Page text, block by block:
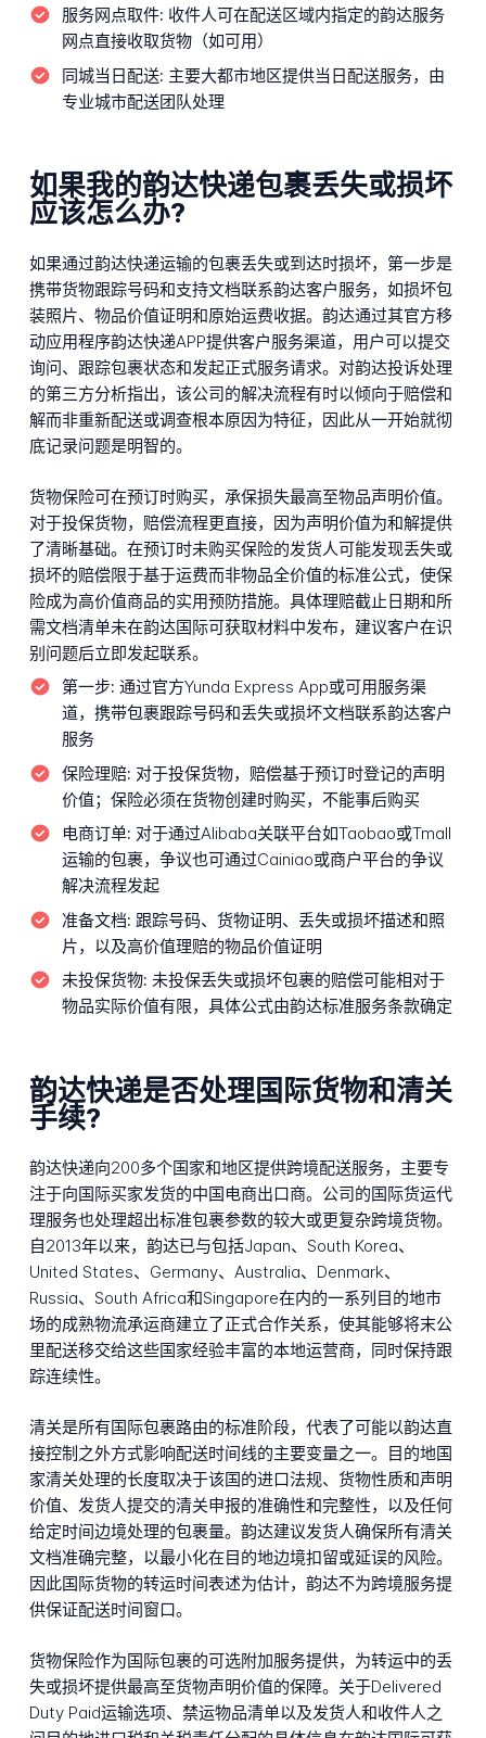
服务网点取件: 收件人可在配送区域内指定的韵达服务
网点直接收取货物（如可用）
同城当日配送: 主要大都市地区提供当日配送服务，由
专业城市配送团队处理
如果我的韵达快递包裹丢失或损坏
应该怎么办?
如果通过韵达快递运输的包裹丢失或到达时损坏，第一步是
携带货物跟踪号码和支持文档联系韵达客户服务，如损坏包
装照片、物品价值证明和原始运费收据。韵达通过其官方移
动应用程序韵达快递APP提供客户服务渠道，用户可以提交
询问、跟踪包裹状态和发起正式服务请求。对韵达投诉处理
的第三方分析指出，该公司的解决流程有时以倾向于赔偿和
解而非重新配送或调查根本原因为特征，因此从一开始就彻
底记录问题是明智的。
货物保险可在预订时购买，承保损失最高至物品声明价值。
对于投保货物，赔偿流程更直接，因为声明价值为和解提供
了清晰基础。在预订时未购买保险的发货人可能发现丢失或
损坏的赔偿限于基于运费而非物品全价值的标准公式，使保
险成为高价值商品的实用预防措施。具体理赔截止日期和所
需文档清单未在韵达国际可获取材料中发布，建议客户在识
别问题后立即发起联系。
第一步: 通过官方Yunda Express App或可用服务渠
道，携带包裹跟踪号码和丢失或损坏文档联系韵达客户
服务
保险理赔: 对于投保货物，赔偿基于预订时登记的声明
价值；保险必须在货物创建时购买，不能事后购买
电商订单: 对于通过Alibaba关联平台如Taobao或Tmall
运输的包裹，争议也可通过Cainiao或商户平台的争议
解决流程发起
准备文档: 跟踪号码、货物证明、丢失或损坏描述和照
片，以及高价值理赔的物品价值证明
未投保货物: 未投保丢失或损坏包裹的赔偿可能相对于
物品实际价值有限，具体公式由韵达标准服务条款确定
韵达快递是否处理国际货物和清关
手续?
韵达快递向200多个国家和地区提供跨境配送服务，主要专
注于向国际买家发货的中国电商出口商。公司的国际货运代
理服务也处理超出标准包裹参数的较大或更复杂跨境货物。
自2013年以来，韵达已与包括Japan、South Korea、
United States、Germany、Australia、Denmark、
Russia、South Africa和Singapore在内的一系列目的地市
场的成熟物流承运商建立了正式合作关系，使其能够将末公
里配送移交给这些国家经验丰富的本地运营商，同时保持跟
踪连续性。
清关是所有国际包裹路由的标准阶段，代表了可能以韵达直
接控制之外方式影响配送时间线的主要变量之一。目的地国
家清关处理的长度取决于该国的进口法规、货物性质和声明
价值、发货人提交的清关申报的准确性和完整性，以及任何
给定时间边境处理的包裹量。韵达建议发货人确保所有清关
文档准确完整，以最小化在目的地边境扣留或延误的风险。
因此国际货物的转运时间表述为估计，韵达不为跨境服务提
供保证配送时间窗口。
货物保险作为国际包裹的可选附加服务提供，为转运中的丢
失或损坏提供最高至货物声明价值的保障。关于Delivered
Duty Paid运输选项、禁运物品清单以及发货人和收件人之